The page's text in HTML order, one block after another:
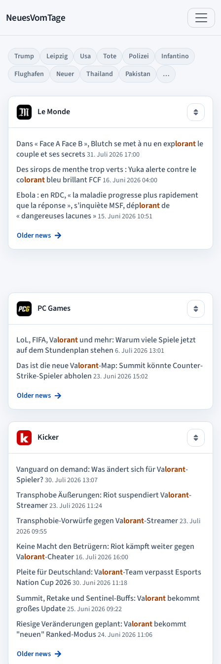
NeuesVomTage
Trump Leipzig Usa Tote Polizei
Infantino
Flughafen
Neuer Thailand Pakistan …
Le Monde
Dans « Face A Face B », Blutch se met à nu en explorantle
couple et ses secrets31. Juli 2026 17:00
Des sirops de menthe trop verts : Yuka alerte contre le
colorantbleu brillant FCF 16. Juni 2026 04:00
Ebola : en RDC, « la maladie progresse plus rapidement
que la réponse », s’inquiète MSF, déplorantde
« dangereuses lacunes » 15. Juni 2026 10:51
Older news
PC Games
LoL, FIFA, Valorantund mehr: Warum viele Spiele jetzt
auf dem Stundenplan stehen 6. Juli 2026 13:01
Das ist die neue Valorant-Map: Summit könnte Counter-
Strike-Spieler abholen 23. Juni 2026 15:02
Older news
Kicker
Vanguard on demand: Was ändert sich für Valorant-
Spieler?30. Juli 2026 13:07
Transphobe Äußerungen: Riot suspendiert Valorant-
Streamer23. Juli 2026 11:24
Transphobie-Vorwürfe gegen Valorant-Streamer23. Juli
2026 09:55
Keine Macht den Betrügern: Riot kämpft weiter gegen
Valorant-Cheater 16. Juli 2026 16:00
Pleite für Deutschland: Valorant-Team verpasst Esports
Nation Cup 202630. Juni 2026 11:18
Summit, Retake und Sentinel-Buffs: Valorantbekommt
großes Update25. Juni 2026 09:22
Riesige Veränderungen geplant: Valorantbekommt
"neuen" Ranked-Modus24. Juni 2026 11:06
Older news